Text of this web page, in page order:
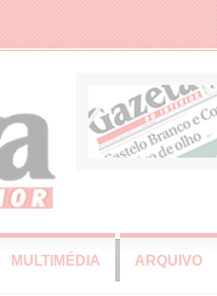
MULTIMÉDIA ARQUIVO